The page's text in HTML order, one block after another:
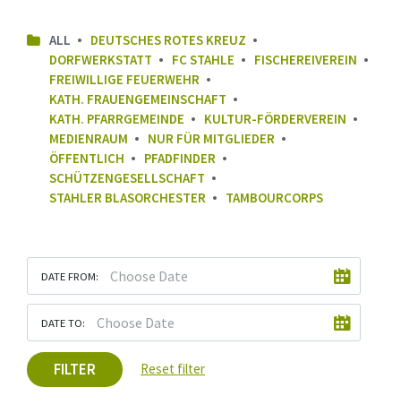
ALL
DEUTSCHES ROTES KREUZ
DORFWERKSTATT
FC STAHLE
FISCHEREIVEREIN
FREIWILLIGE FEUERWEHR
KATH. FRAUENGEMEINSCHAFT
KATH. PFARRGEMEINDE
KULTUR-FÖRDERVEREIN
MEDIENRAUM
NUR FÜR MITGLIEDER
ÖFFENTLICH
PFADFINDER
SCHÜTZENGESELLSCHAFT
STAHLER BLASORCHESTER
TAMBOURCORPS
DATE FROM:
DATE TO:
FILTER Reset filter